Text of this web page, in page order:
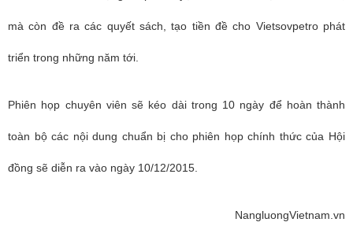
mà còn đề ra các quyết sách, tạo tiền đề cho Vietsovpetro phát
triển trong những năm tới.
Phiên họp chuyên viên sẽ kéo dài trong 10 ngày để hoàn thành
toàn bộ các nội dung chuẩn bị cho phiên họp chính thức của Hội
đồng sẽ diễn ra vào ngày 10/12/2015.
NangluongVietnam.vn